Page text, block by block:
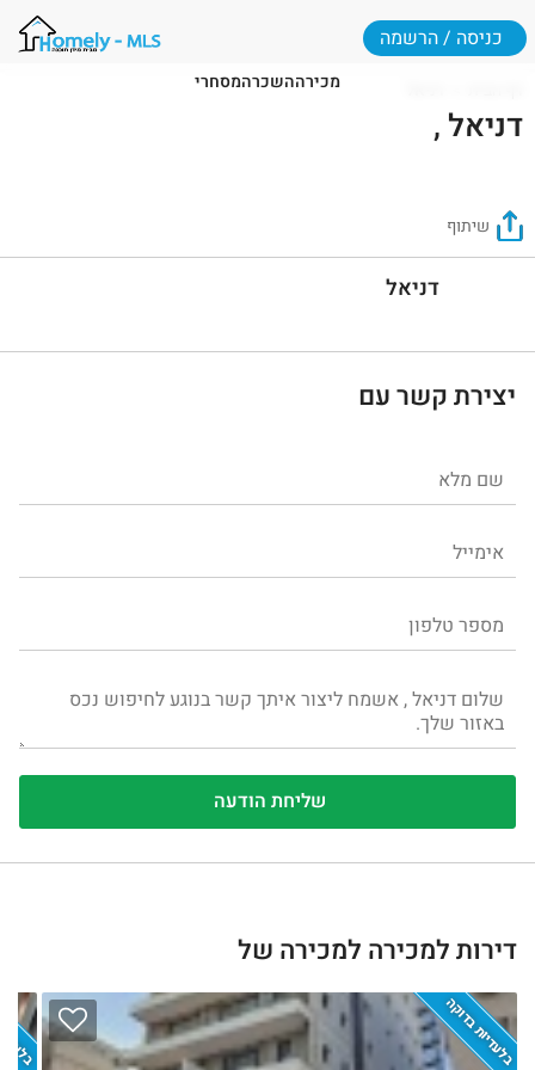
מכירההשכרהמסחרי
כניסה / הרשמה
דניאל ,
שיתוף
דניאל
יצירת קשר עם
דירות למכירה למכירה של
בלעדיות בדוקה